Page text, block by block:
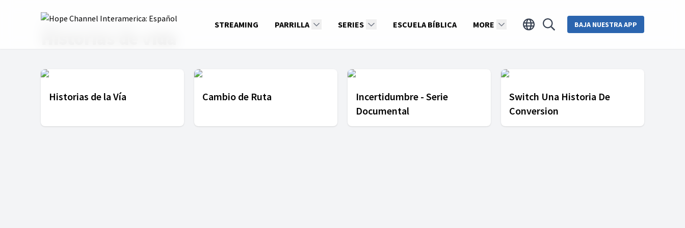
STREAMING PARRILLA SERIES ESCUELA BÍBLICA MORE BAJA NUESTRA APP
Home Historias de vida
Historias de la Vía Cambio de Ruta
Incertidumbre - Serie
Documental
Switch Una Historia De
Conversion